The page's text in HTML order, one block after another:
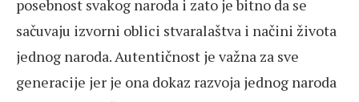
posebnost svakog naroda i zato je bitno da se
sačuvaju izvorni oblici stvaralaštva i načini života
jednog naroda. Autentičnost je važna za sve
generacije jer je ona dokaz razvoja jednog naroda